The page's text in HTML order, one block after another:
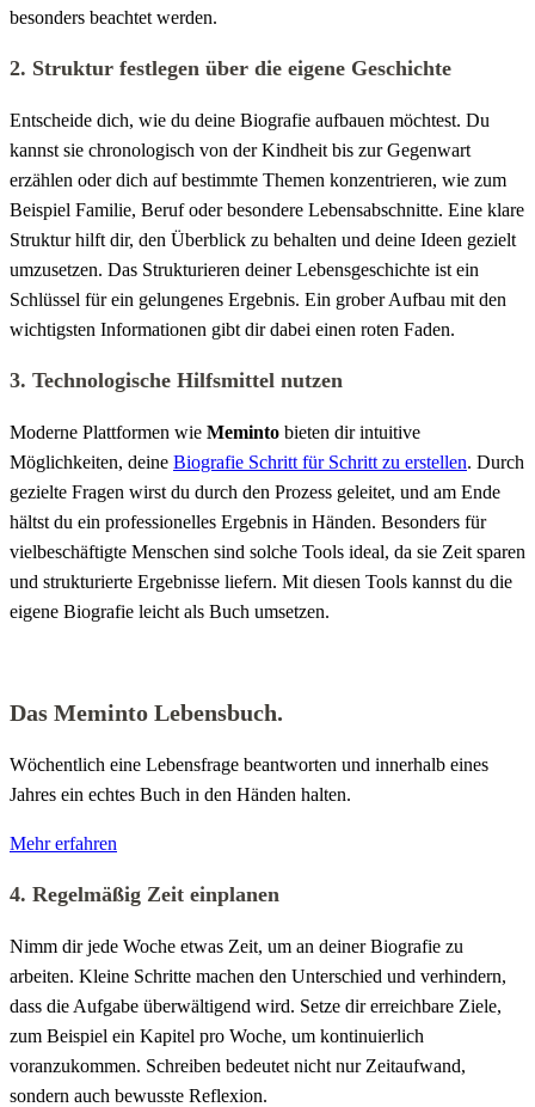
besonders beachtet werden.
2. Struktur festlegen über die eigene Geschichte
Entscheide dich, wie du deine Biografie aufbauen möchtest. Du
kannst sie chronologisch von der Kindheit bis zur Gegenwart
erzählen oder dich auf bestimmte Themen konzentrieren, wie zum
Beispiel Familie, Beruf oder besondere Lebensabschnitte. Eine klare
Struktur hilft dir, den Überblick zu behalten und deine Ideen gezielt
umzusetzen. Das Strukturieren deiner Lebensgeschichte ist ein
Schlüssel für ein gelungenes Ergebnis. Ein grober Aufbau mit den
wichtigsten Informationen gibt dir dabei einen roten Faden.
3. Technologische Hilfsmittel nutzen
Moderne Plattformen wie Meminto bieten dir intuitive
Möglichkeiten, deine Biografie Schritt für Schritt zu erstellen. Durch
gezielte Fragen wirst du durch den Prozess geleitet, und am Ende
hältst du ein professionelles Ergebnis in Händen. Besonders für
vielbeschäftigte Menschen sind solche Tools ideal, da sie Zeit sparen
und strukturierte Ergebnisse liefern. Mit diesen Tools kannst du die
eigene Biografie leicht als Buch umsetzen.
Das Meminto Lebensbuch.
Wöchentlich eine Lebensfrage beantworten und innerhalb eines
Jahres ein echtes Buch in den Händen halten.
Mehr erfahren
4. Regelmäßig Zeit einplanen
Nimm dir jede Woche etwas Zeit, um an deiner Biografie zu
arbeiten. Kleine Schritte machen den Unterschied und verhindern,
dass die Aufgabe überwältigend wird. Setze dir erreichbare Ziele,
zum Beispiel ein Kapitel pro Woche, um kontinuierlich
voranzukommen. Schreiben bedeutet nicht nur Zeitaufwand,
sondern auch bewusste Reflexion.